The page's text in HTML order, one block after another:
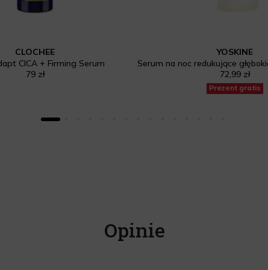
CLOCHEE
CICA + Firming Serum
79 zł
Prezent gratis
YOSKINE
72,99 zł
Opinie